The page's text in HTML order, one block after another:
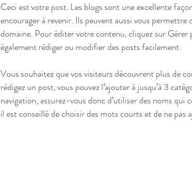
Ceci est votre post. Les blogs sont une excellente
encourager à revenir. Ils peuvent aussi vous
domaine. Pour éditer votre contenu, cliquez sur Gérer
également rédiger ou modifier des posts facilement.
Vous souhaitez que vos visiteurs découvrent plus de
rédigez un post, vous pouvez l’ajouter à jusqu’à 3
navigation, assurez-vous donc d’utiliser des noms
il est conseillé de choisir des mots courts et de ne pas